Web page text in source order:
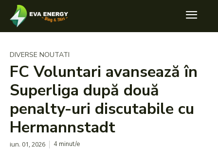
DIVERSE NOUTATI
FC Voluntari avansează în
Superliga după două
penalty-uri discutabile cu
Hermannstadt
iun. 01, 2026 4minut/e